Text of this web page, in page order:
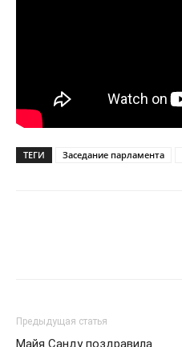
ТЕГИ Заседание парламента
Предыдущая статья
Майя Санду поздравила